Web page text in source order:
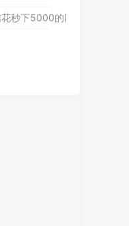
绍5款包下款的黑户口子
秒下5000的网贷哪个还能